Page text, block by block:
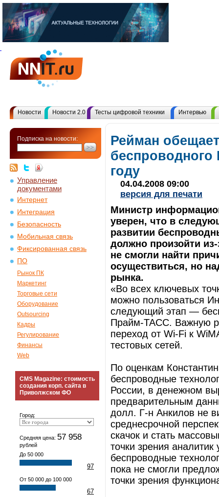
Новости Новости 2.0 Тесты цифровой техники Интервью
Подписка на новости:
Управление
документами
Интернет
Интеграция
Безопасность
Мобильная связь
Фиксированная связь
ПО
Рынок ПК
Маркетинг
Торговые сети
Оборудование
Outsourcing
Кадры
Регулирование
Финансы
Web
CMS Magazine: стоимость
создания корп. сайта в
Приволжском ФО
Город:
Средняя цена: 57 958
рублей
До 50 000
97
От 50 000 до 100 000
67
Рейман
году
04.04.2008 09:00
версия для печати
Министр
уверен, что в
развитии
должно произойти
не смогли найти
осуществиться, но
рынка.
«Во всех ключевых
можно пользоваться
следующий этап —
Прайм-ТАСС. Важную
переход от Wi-Fi к
тестовых сетей.
По оценкам
беспроводные
России, в денежном
предварительным
долл. Г-н Анкилов не
среднесрочной
скачок и стать
точки зрения
беспроводные
пока не смогли
точки зрения